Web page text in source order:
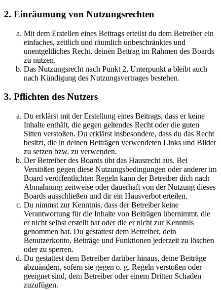
2. Einräumung von Nutzungsrechten
Mit dem Erstellen eines Beitrags erteilst du dem Betreiber ein
einfaches, zeitlich und räumlich unbeschränktes und
unentgeltliches Recht, deinen Beitrag im Rahmen des Boards
zu nutzen.
Das Nutzungsrecht nach Punkt 2, Unterpunkt a bleibt auch
nach Kündigung des Nutzungsvertrages bestehen.
3. Pflichten des Nutzers
Du erklärst mit der Erstellung eines Beitrags, dass er keine
Inhalte enthält, die gegen geltendes Recht oder die guten
Sitten verstoßen. Du erklärst insbesondere, dass du das Recht
besitzt, die in deinen Beiträgen verwendeten Links und Bilder
zu setzen bzw. zu verwenden.
Der Betreiber des Boards übt das Hausrecht aus. Bei
Verstößen gegen diese Nutzungsbedingungen oder anderer im
Board veröffentlichten Regeln kann der Betreiber dich nach
Abmahnung zeitweise oder dauerhaft von der Nutzung dieses
Boards ausschließen und dir ein Hausverbot erteilen.
Du nimmst zur Kenntnis, dass der Betreiber keine
Verantwortung für die Inhalte von Beiträgen übernimmt, die
er nicht selbst erstellt hat oder die er nicht zur Kenntnis
genommen hat. Du gestattest dem Betreiber, dein
Benutzerkonto, Beiträge und Funktionen jederzeit zu löschen
oder zu sperren.
Du gestattest dem Betreiber darüber hinaus, deine Beiträge
abzuändern, sofern sie gegen o. g. Regeln verstoßen oder
geeignet sind, dem Betreiber oder einem Dritten Schaden
zuzufügen.